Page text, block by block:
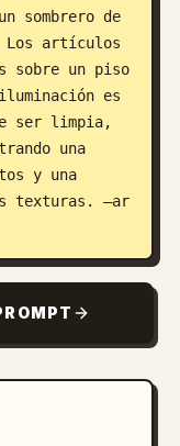
sombrero de
Los artículos
sobre un piso
es
ser limpia,
una
y una
texturas. –ar